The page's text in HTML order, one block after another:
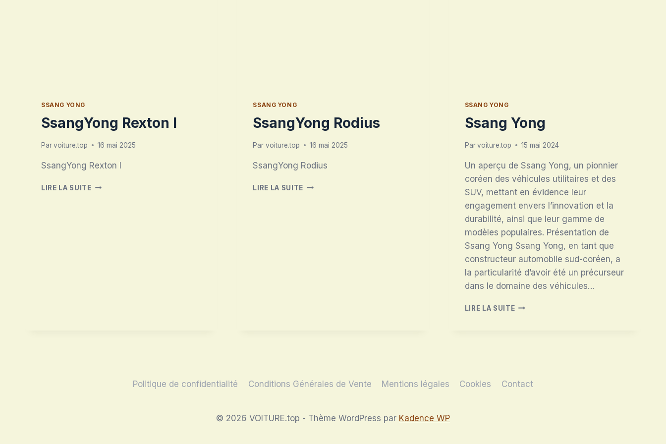
SSANG YONG
SsangYong Rexton I
Parvoiture.top 16 mai 2025
SsangYong Rexton I
LIRE LA SUITESSANGYONG
SSANG YONG
SsangYong Rodius
Par voiture.top 16 mai 2025
SsangYong Rodius
LIRE LA SUITE SSANGYONG
SSANG YONG
Ssang Yong
Par voiture.top 15 mai 2024
Un aperçu de Ssang Yong, un pionnier
coréen des véhicules utilitaires et des
SUV, mettant en évidence leur
engagement envers l’innovation et la
durabilité, ainsi que leur gamme de
modèles populaires. Présentation de
Ssang Yong Ssang Yong, en tant que
constructeur automobile sud-coréen, a
la particularité d’avoir été un précurseur
dans le domaine des véhicules…
LIRE LA SUITESSANG
Politique de confidentialité Conditions Générales de Vente Mentions légales Cookies Contact
© 2026 VOITURE.top - Thème WordPress par Kadence WP